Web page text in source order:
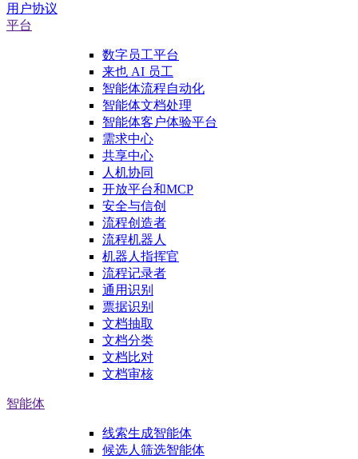
用户协议
平台
数字员工平台
来也 AI 员工
智能体流程自动化
智能体文档处理
智能体客户体验平台
需求中心
共享中心
人机协同
开放平台和MCP
安全与信创
流程创造者
流程机器人
机器人指挥官
流程记录者
通用识别
票据识别
文档抽取
文档分类
文档比对
文档审核
智能体
线索生成智能体
候选人筛选智能体